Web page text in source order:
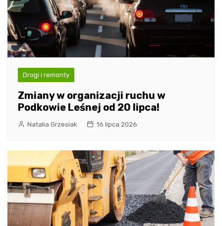
Drogi i remonty
Zmiany w organizacji ruchu w
Podkowie Leśnej od 20 lipca!
Natalia Grzesiak 16 lipca 2026